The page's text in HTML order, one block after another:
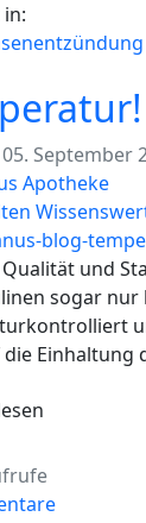
September
Apotheke
Qualität und
sogar nur
Einhaltung